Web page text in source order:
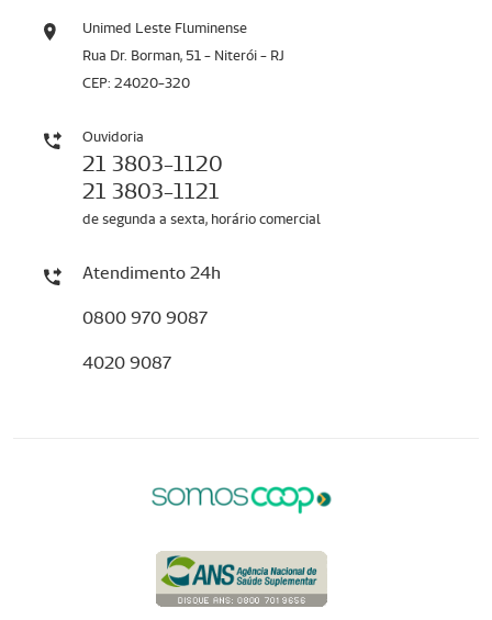
Unimed Leste Fluminense
Rua Dr. Borman, 51 - Niterói - RJ
CEP: 24020-320
Ouvidoria
21 3803-1120
21 3803-1121
de segunda a sexta, horário comercial
Atendimento 24h
0800 970 9087
4020 9087